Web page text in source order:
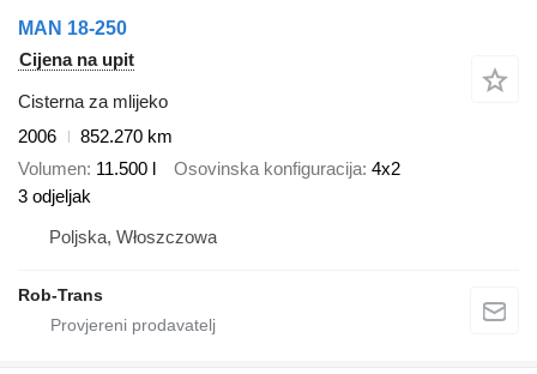
MAN 18-250
Cijena na upit
Cisterna za mlijeko
2006
852.270 km
Volumen 11.500 l Osovinska konfiguracija 4x2
3 odjeljak
Poljska, Włoszczowa
Rob-Trans